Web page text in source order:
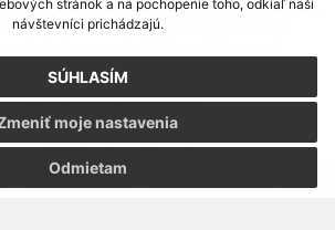
stránok a na pochopenie toho, odkiaľ naši
návštevníci prichádzajú.
SÚHLASÍM
Odmietam
moje nastavenia
systém ECHELON 2,Mapa stránok,web portál
s.r.o.,domény,registrácia domény
aktualizácia:07.08.2026
|Vyhlásenie o prístupnosti